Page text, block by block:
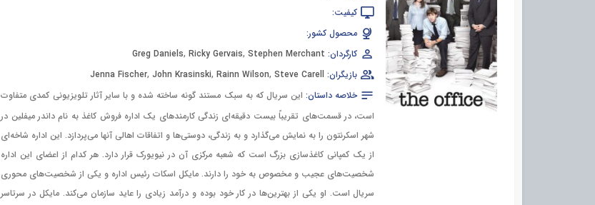
کیفیت:
محصول کشور:
کارگردان:
Greg Daniels,Ricky Gervais,Stephen Merchant
بازیگران:
Jenna Fischer,John Krasinski,Rainn Wilson,Steve Carell
خلاصه داستان: این سریال که به سبک مستند گونه ساخته شده و با سایر آثار تلویزیونی کمدی متفاوت
است، در قسمت‌های تقریباً بیست دقیقه‌ای زندگی کارمندهای یک اداره فروش کاغذ به نام داندر میفلین در
شهر اسکرنتون را به نمایش می‌گذارد و به زندگی، دوستی‌ها و اتفاقات اهالی آنها می‌پردازد. این اداره شاخه‌ای
از یک کمپانی کاغذسازی بزرگ است که شعبه مرکزی آن در نیویورک قرار دارد. هر کدام از اعضای این اداره
شخصیت‌های عجیب و مخصوص به خود را دارند. مایکل اسکات رئیس اداره و یکی از شخصیت‌های محوری
سریال است. او یکی از بهترین‌ها در کار خود بوده و درآمد زیادی را عاید سازمان می‌کند. مایکل در سرتاسر